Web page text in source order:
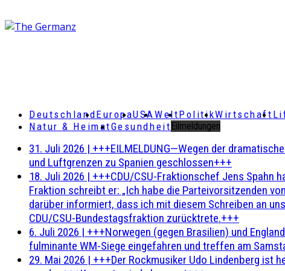
DeutschlandEuropaUSAWeltPolitikWirtschaft
Natur & HeimatGesundheit Eilmeldungen
31. Juli 2026 | +++EILMELDUNG—Wegen der
und Luftgrenzen zu Spanien geschlossen+++
18. Juli 2026 | +++CDU/CSU-Fraktionschef Jens Spahn
Fraktion schreibt er: „Ich habe die Parteivorsitzenden
darüber informiert, dass ich mit diesem Schreiben an
CDU/CSU-Bundestagsfraktion zurücktrete.+++
6. Juli 2026 | +++Norwegen (gegen Brasilien) und
fulminante WM-Siege eingefahren und treffen am
29. Mai 2026 | +++Der Rockmusiker Udo Lindenberg ist